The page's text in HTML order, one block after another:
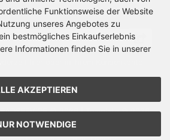
hier oder in Ihrem Kundenkonto
© 2026 | Template © 2026
by Karl
Funktionsweise der Website
unseres Angebotes zu
bestmögliches Einkaufserlebnis
Informationen finden Sie in unserer
AKZEPTIEREN
NOTWENDIGE